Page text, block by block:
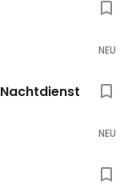
NEU
NEU